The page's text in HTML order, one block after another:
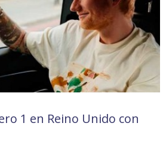
1 en Reino Unido con